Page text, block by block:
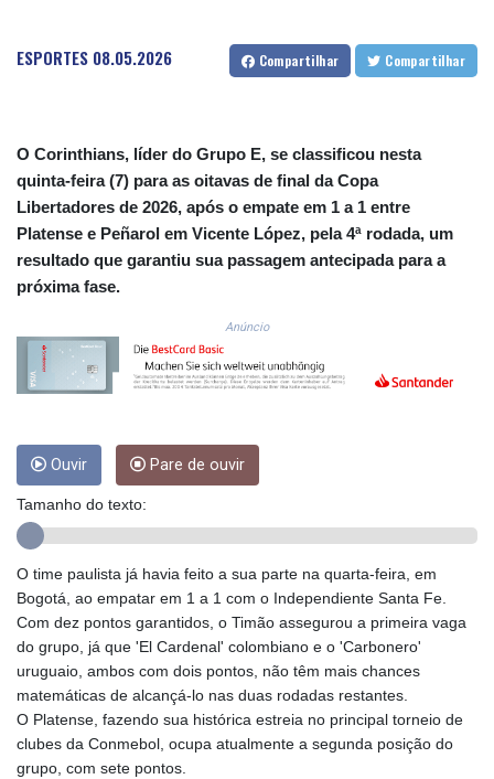
CUP 30.637594
CVE 110.26363
DZD 152.967099
EGP 57.293288
ERN 17.342035
ETB 186.049588
GGP 0.8566
GTQ 8.794891
HKD 9.067746
HNL 30.895616
HRK 7.536622
HTG 150.718127
HUF 363.096405
IDR
20580.370421
ILS 3.468234
ESPORTES 08.05.2026 Compartilhar Compartilhar
O Corinthians, líder do Grupo E, se classificou nesta
quinta-feira (7) para as oitavas de final da Copa
Libertadores de 2026, após o empate em 1 a 1 entre
Platense e Peñarol em Vicente López, pela 4ª rodada, um
resultado que garantiu sua passagem antecipada para a
próxima fase.
Anúncio
Ouvir Pare de ouvir
Tamanho do texto:
O time paulista já havia feito a sua parte na quarta-feira, em
Bogotá, ao empatar em 1 a 1 com o Independiente Santa Fe.
Com dez pontos garantidos, o Timão assegurou a primeira vaga
do grupo, já que 'El Cardenal' colombiano e o 'Carbonero'
uruguaio, ambos com dois pontos, não têm mais chances
matemáticas de alcançá-lo nas duas rodadas restantes.
O Platense, fazendo sua histórica estreia no principal torneio de
clubes da Conmebol, ocupa atualmente a segunda posição do
grupo, com sete pontos.